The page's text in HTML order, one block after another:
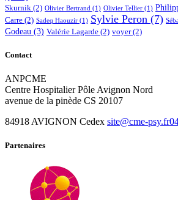
Skurnik (2) Olivier Bertrand (1) Olivier Tellier (1)
Carre (2) Sadeq Haouzir (1) Sylvie Peron (7)
Godeau (3) Valérie Lagarde (2) voyer(2)
Contact
ANPCME
Centre Hospitalier Pôle Avignon Nord
avenue de la pinède CS 20107
84918 AVIGNON Cedex site@cme-psy.fr
Partenaires